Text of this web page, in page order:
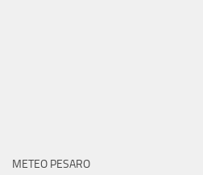
METEO PESARO